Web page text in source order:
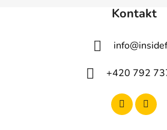
Kontakt
info@
+420 792